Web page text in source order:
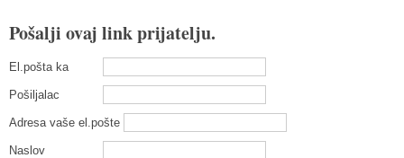
Pošalji ovaj link prijatelju.
El.pošta ka
Pošiljalac
Adresa vaše el.pošte
Naslov